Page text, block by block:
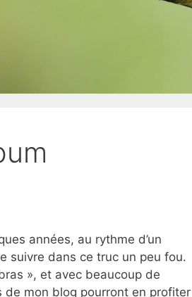
années, au rythme d’un
suivre dans ce truc un peu fou.
», et avec beaucoup de
mon blog pourront en profiter